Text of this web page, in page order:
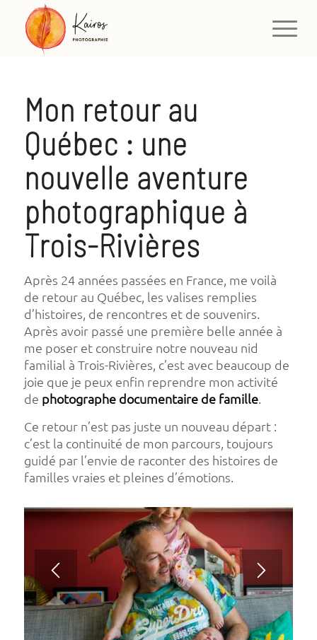
Mon retour au
Québec : une
nouvelle aventure
photographique à
Trois-Rivières
Après 24 années passées en France, me voilà
de retour au Québec, les valises remplies
d’histoires, de rencontres et de souvenirs.
Après avoir passé une première belle année à
me poser et construire notre nouveau nid
familial à Trois-Rivières, c’est avec beaucoup de
joie que je peux enfin reprendre mon activité
de photographe documentaire de famille.
Ce retour n’est pas juste un nouveau départ :
c’est la continuité de mon parcours, toujours
guidé par l’envie de raconter des histoires de
familles vraies et pleines d’émotions.